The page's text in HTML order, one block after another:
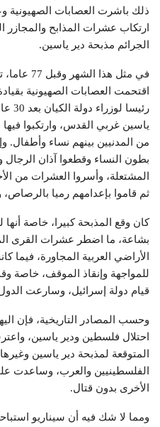
ذلك باشرت العصابات الصهيونية
ارتكاب عشرات المذابح والمجازر
الجرائم مذبحة دير ياسين.
اقتحمت العصابات الصهيونية
ياسين غربي القدس، وارتكبوا
من المدنيين بينهم نساء وأطفال.
بطون النساء وقطعوا آذان الرجال
المشتعلة، وأسروا العشرات من
ثم قاموا بإعدامهم رميا
كان وقع المذبحة كبيرا، خاصة أنها
بشاعة، ما اضطر عشرات القرى
الأراضي العربية المجاورة، فيما
للمواجهة وإنقاذ الموقف، خاصة
قيام دولة إسرائيل، وسارعت
وحسب المصادر التاريخية، فإن
احتلال فلسطين ودير ياسين،
المتوقعة لمذبحة دير ياسين
الفلسطينيين والعرب،
الأخرى بدون قتال.
ومما لا شك فيه أن سيناريو